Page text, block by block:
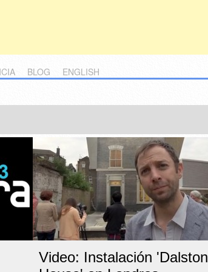
BLOG ENGLISH
Video: Instalación 'Dalston